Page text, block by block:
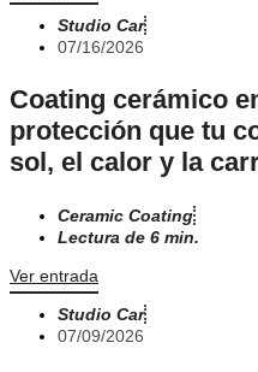
Studio Car
07/16/2026
Coating cerámico
protección que tu
sol, el calor y la
Ceramic Coating
Lectura de 6 min.
Ver entrada
Studio Car
07/09/2026